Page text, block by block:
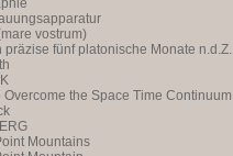
vostrum)
präzise fünf platonische Monate n.d.Z.
Overcome the Space Time Continuum
Mountains